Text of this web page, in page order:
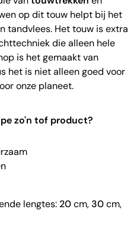
op dit touw helpt bij het
tandvlees. Het touw is extra
die alleen hele
is het gemaakt van
het is niet alleen goed voor
onze planeet.
zo'n tof product?
lengtes: 20cm, 30cm,